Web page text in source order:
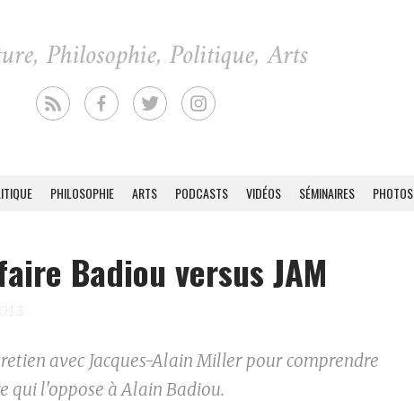
PHILOSOPHIE ARTS PODCASTS VIDÉOS SÉMINAIRES PHOTOS
Badiou versus JAM
avec Jacques-Alain Miller pour comprendre
qui l'oppose à Alain Badiou.